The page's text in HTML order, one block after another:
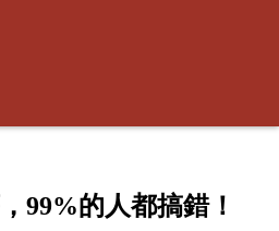
99%的人都搞錯！